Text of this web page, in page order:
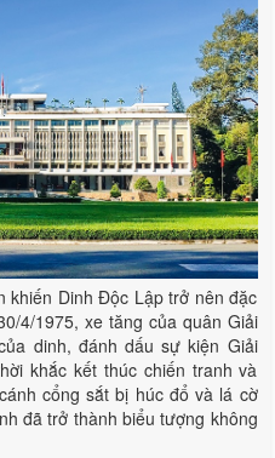
khiến Dinh Độc Lập trở nên đặc
4/1975, xe tăng của quân Giải
dinh, đánh dấu sự kiện Giải
khắc kết thúc chiến tranh và
cổng sắt bị húc đổ và lá cờ
đã trở thành biểu tượng không